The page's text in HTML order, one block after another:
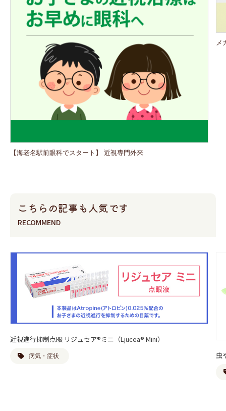
【海老名駅前眼科でスタート】 近視専門外来
メ
こちらの記事も人気です
RECOMMEND
近視進行抑制点眼 リジュセア®ミニ（Ljucea® Mini）
病気・症状 虫